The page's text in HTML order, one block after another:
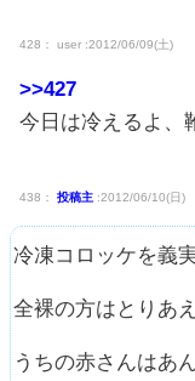
428： user :2012/06/09(土)
>>427
今日は冷えるよ、
438： 投稿主 :2012/06/10(日)
冷凍コロッケを義
全裸の方はとりあ
うちの赤さんはあ